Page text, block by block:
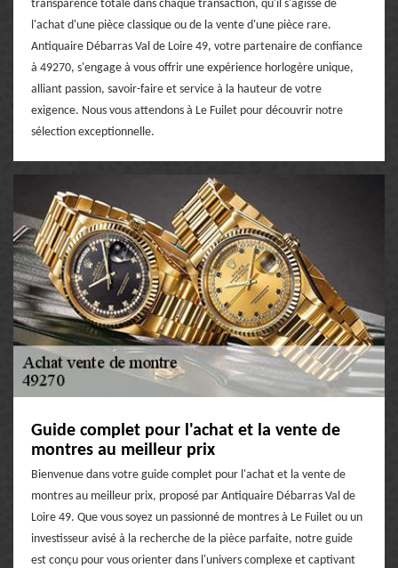
transparence totale dans chaque transaction, qu'il s'agisse de
l'achat d'une pièce classique ou de la vente d'une pièce rare.
Antiquaire Débarras Val de Loire 49, votre partenaire de confiance
à 49270, s'engage à vous offrir une expérience horlogère unique,
alliant passion, savoir-faire et service à la hauteur de votre
exigence. Nous vous attendons à Le Fuilet pour découvrir notre
sélection exceptionnelle.
Guide complet pour l'achat et la vente de
montres au meilleur prix
Bienvenue dans votre guide complet pour l'achat et la vente de
montres au meilleur prix, proposé par Antiquaire Débarras Val de
Loire 49. Que vous soyez un passionné de montres à Le Fuilet ou un
investisseur avisé à la recherche de la pièce parfaite, notre guide
est conçu pour vous orienter dans l'univers complexe et captivant